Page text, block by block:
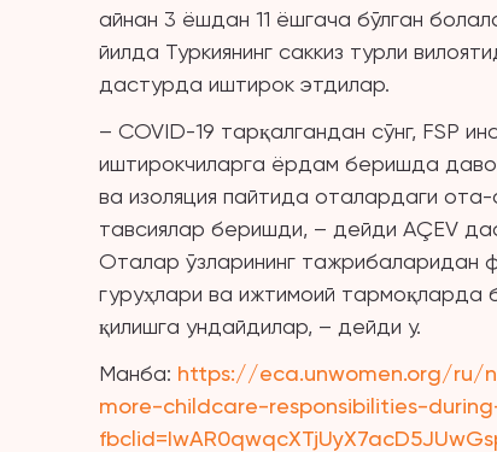
айнан 3 ёшдан 11 ёшгача бўлган
йилда Туркиянинг саккиз турли
дастурда иштирок этдилар.
– COVID-19 тарқалгандан сўнг, FSP
иштирокчиларга ёрдам беришда
ва изоляция пайтида оталардаги
тавсиялар беришди, – дейди AÇEV
Оталар ўзларининг тажрибаларидан
гуруҳлари ва ижтимоий
қилишга ундайдилар, – дейди у.
Манба: https://eca.unwomen.org/ru/
more-childcare-responsibilities-